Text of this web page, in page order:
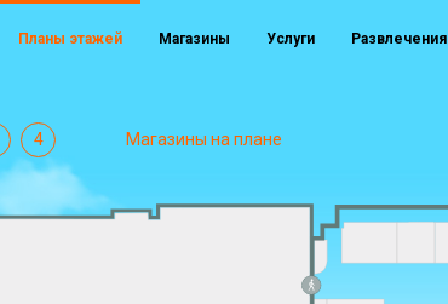
Планы этажей Магазины Услуги Развлечения
4 Магазины на плане